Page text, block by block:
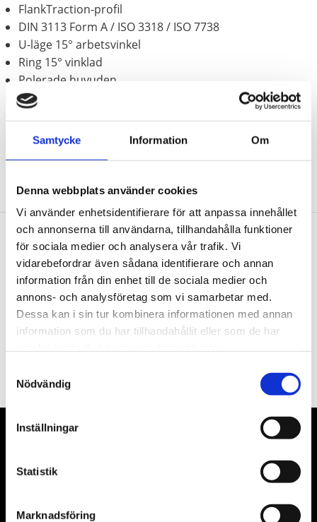
Samtycke Information Om
Denna webbplats använder cookies
Vi använder enhetsidentifierare för att anpassa innehållet
och annonserna till användarna, tillhandahålla funktioner
för sociala medier och analysera vår trafik. Vi
vidarebefordrar även sådana identifierare och annan
information från din enhet till de sociala medier och
annons- och analysföretag som vi samarbetar med.
Dessa kan i sin tur kombinera informationen med annan
information som du har tillhandahållit eller som de har
Nödvändig
Inställningar
Statistik
Marknadsföring
FlankTraction-profil
DIN 3113 Form A / ISO 3318 / ISO 7738
U-läge 15° arbetsvinkel
Ring 15° vinklad
Polerade huvuden
Matt satinerat
Nyhetsbrev
PRENUMERERA
Våra främsta leverantörer är KS Tools verktyg, ATH billyftar
gärna om vad som helst då vi gör vårt yttersta för att hjälpa